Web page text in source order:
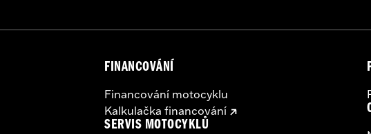
FINANCOVÁNÍ
Financování motocyklu
Kalkulačka financování
SERVIS MOTOCYKLŮ